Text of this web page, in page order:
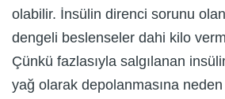
olabilir. İnsülin direnci sorunu
dengeli beslenseler dahi kilo
Çünkü fazlasıyla salgılanan
yağ olarak depolanmasına